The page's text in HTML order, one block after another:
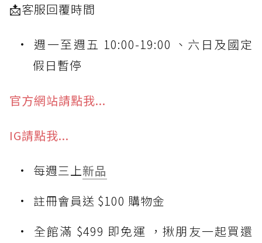
📩客服回覆時間
週一至週五 10:00-19:00 、六日及國定
假日暫停
官方網站請點我...
IG請點我...
每週三上新品
註冊會員送 $100 購物金
全館滿 $499 即免運 ，揪朋友一起買還